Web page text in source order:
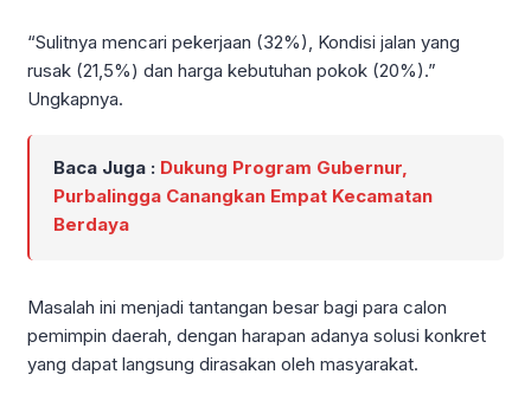
“Sulitnya mencari pekerjaan (32%), Kondisi jalan yang
rusak (21,5%) dan harga kebutuhan pokok (20%).”
Ungkapnya.
Baca Juga : Dukung Program Gubernur,
Purbalingga Canangkan Empat Kecamatan
Berdaya
Masalah ini menjadi tantangan besar bagi para calon
pemimpin daerah, dengan harapan adanya solusi konkret
yang dapat langsung dirasakan oleh masyarakat.